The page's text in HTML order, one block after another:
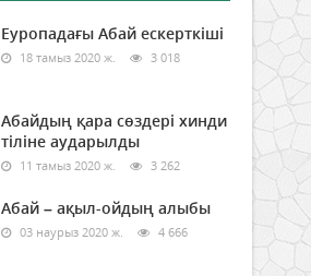
Еуропадағы Абай ескерткіші
18 тамыз 2020 ж. 3 018
Абайдың қара сөздері хинди
тіліне аударылды
11 тамыз 2020 ж. 3 262
Абай – ақыл-ойдың алыбы
03 наурыз 2020 ж. 4 666